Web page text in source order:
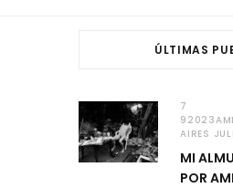
ÚLTIMAS
7
AIRES
MI
POR